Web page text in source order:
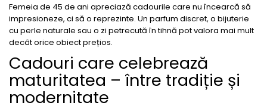
Femeia de 45 de ani apreciază cadourile care nu încearcă să
impresioneze, ci să o reprezinte. Un parfum discret, o bijuterie
cu perle naturale sau o zi petrecută în tihnă pot valora mai mult
decât orice obiect prețios.
Cadouri care celebrează
maturitatea – între tradiție și
modernitate